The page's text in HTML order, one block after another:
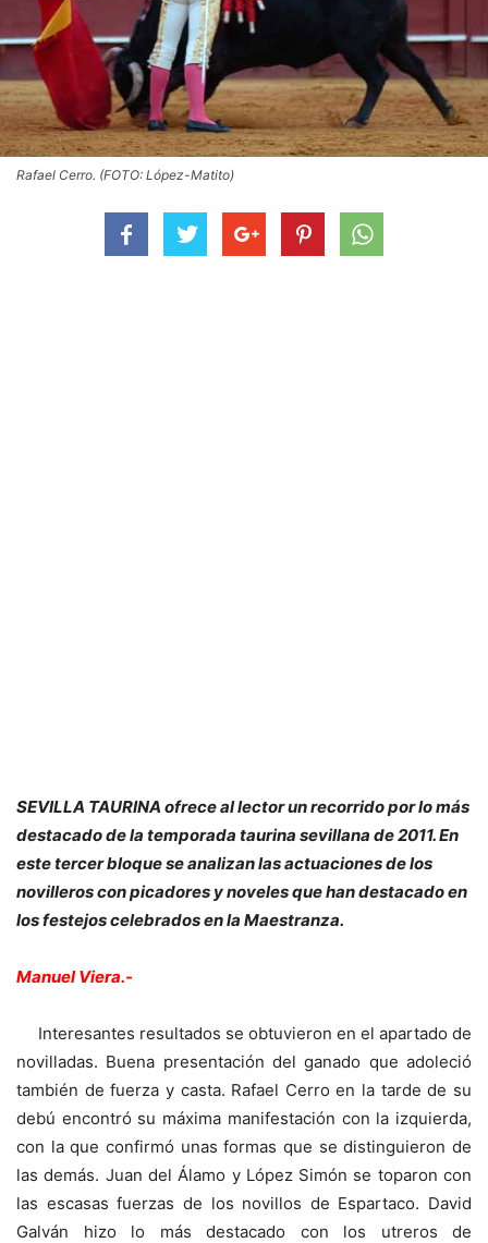
Rafael Cerro. (FOTO: López-Matito)
SEVILLA TAURINA ofrece al lector un recorrido por lo más
destacado de la temporada taurina sevillana de 2011. En
este tercer bloque se analizan las actuaciones de los
novilleros con picadores y noveles que han destacado en
los festejos celebrados en la Maestranza.
Manuel Viera.-
Interesantes resultados se obtuvieron en el apartado de
novilladas. Buena presentación del ganado que adoleció
también de fuerza y casta. Rafael Cerro en la tarde de su
debú encontró su máxima manifestación con la izquierda,
con la que confirmó unas formas que se distinguieron de
las demás. Juan del Álamo y López Simón se toparon con
las escasas fuerzas de los novillos de Espartaco. David
Galván hizo lo más destacado con los utreros de